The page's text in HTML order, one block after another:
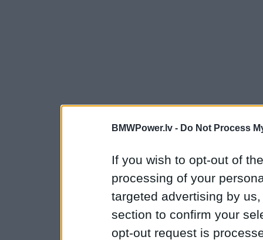
BMWPower.lv - Do Not Process
If you wish to opt-out of
processing of your
targeted advertising by
section to confirm your
opt-out request is